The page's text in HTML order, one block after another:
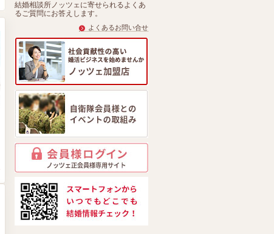
結婚相談所ノッツェに寄せられるよくあ
るご質問にお答えします。
よくあるお問い合せ